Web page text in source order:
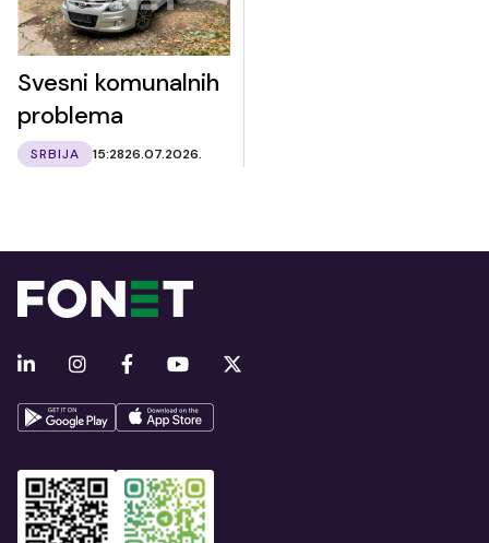
Svesni komunalnih
problema
SRBIJA 15:2826.07.2026.